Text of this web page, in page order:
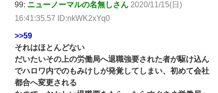
99: ニューノーマルの名無しさん 2020/11/15(日)
16:41:35.57 ID:nkWK2xYq0
>>59
それはほとんどない
だいたいその上の労働局へ退職強要された者が駆け込ん
でハロワ内でのもみけしが発覚してしまい、初めて会社
都合へ変更される